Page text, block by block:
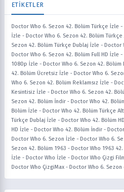
ETİKETLER
Doctor Who 6. Sezon 42. Bölüm Türkçe İzle -
İzle - Doctor Who 6. Sezon 42. Bölüm Türkçe
Sezon 42. Bölüm Türkçe Dublaj İzle - Doctor
Doctor Who 6. Sezon 42. Bölüm Full HD İzle -
1080p İzle - Doctor Who 6. Sezon 42. Bölüm
42. Bölüm Ücretsiz İzle - Doctor Who 6.
Who 6. Sezon 42. Bölüm Reklamsız İzle -
Kesintisiz İzle - Doctor Who 6. Sezon 42.
Sezon 42. Bölüm İndir - Doctor Who 42.
Bölüm İzle - Doctor Who 42. Bölüm Türkçe
Türkçe Dublaj İzle - Doctor Who 42. Bölüm
HD İzle - Doctor Who 42. Bölüm İndir -
Doctor Who 6. Sezon İzle - Doctor Who 6.
Sezon 42. Bölüm 1963 - Doctor Who 1963
İzle - Doctor Who İzle - Doctor Who Çizgi
Doctor Who ÇizgiMax - Doctor Who 6. Sezon